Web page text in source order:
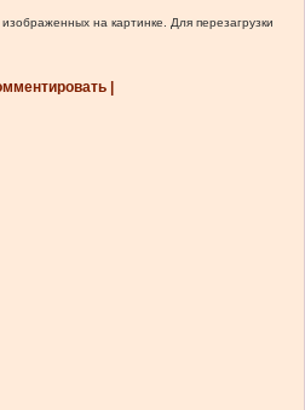
на картинке. Для перезагрузки
|